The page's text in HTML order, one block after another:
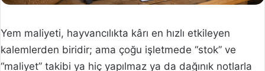
Yem maliyeti, hayvancılıkta kârı en hızlı etkileyen
kalemlerden biridir; ama çoğu işletmede “stok” ve
“maliyet” takibi ya hiç yapılmaz ya da dağınık notlarla